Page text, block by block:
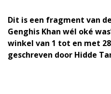
Dit is een fragment van
Genghis Khan wél oké
winkel van 1 tot en met
geschreven door Hidde